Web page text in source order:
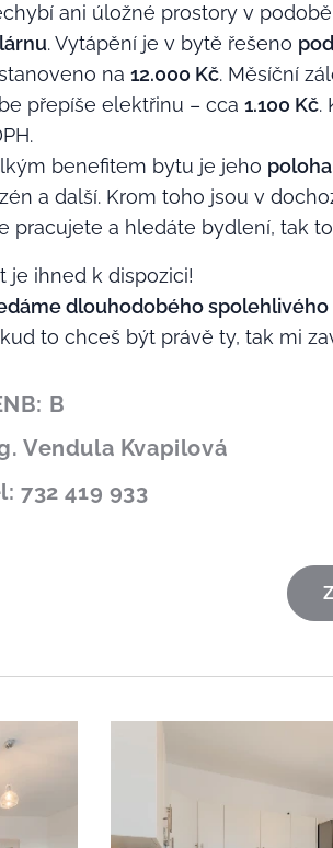
ani úložné prostory v podobě
. Vytápění je v bytě řešeno
na 12.000 Kč. Měsíční
přepíše elektřinu – cca 1.100 Kč.
benefitem bytu je jeho poloha
a další. Krom toho jsou v
pracujete a hledáte bydlení, tak
je ihned k dispozici!
dlouhodobého spolehlivého
to chceš být právě ty, tak mi
B
Vendula Kvapilová
732 419 933